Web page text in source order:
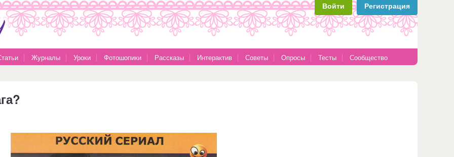
Войти Регистрация
Журналы Уроки Фотошопики Рассказы Интерактив Советы Опросы Тесты Сообщество